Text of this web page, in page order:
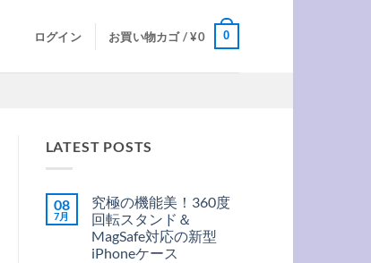
ログイン お買い物カゴ /¥0 0
LATEST POSTS
08
7月
究極の機能美！360度
回転スタンド＆
MagSafe対応の新型
iPhoneケース